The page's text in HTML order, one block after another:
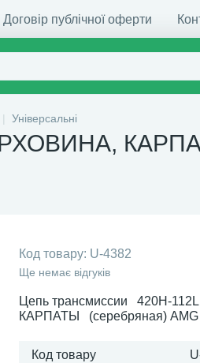
Договір публічної оферти
Універсальні
Код товару: U-4382
Ще немає відгуків
Цепь трансмиссии 420H-
КАРПАТЫ (серебряная) AMG
Код товару